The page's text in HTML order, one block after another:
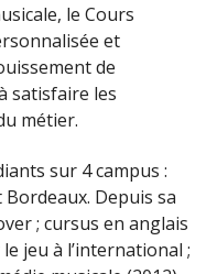
le Cours
et
de
satisfaire les
métier.
sur 4 campus :
Depuis sa
; cursus en anglais
jeu à l’international ;